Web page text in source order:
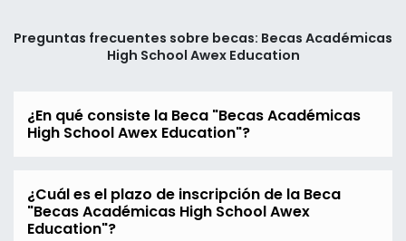
Preguntas frecuentes sobre becas: Becas Académicas
High School Awex Education
¿En qué consiste la Beca "Becas Académicas
High School Awex Education"?
¿Cuál es el plazo de inscripción de la Beca
"Becas Académicas High School Awex
Education"?